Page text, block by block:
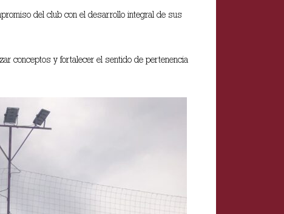
del club con el desarrollo integral de sus
conceptos y fortalecer el sentido de pertenencia